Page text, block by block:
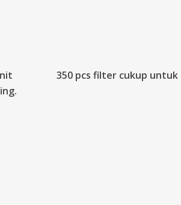
350 pcs filter cukup untuk